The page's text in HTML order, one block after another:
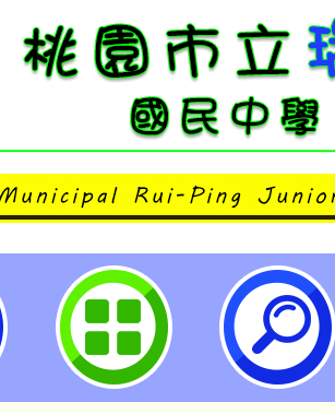
坪國民中學學生獎懲辦